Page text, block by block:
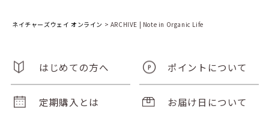
ネイチャーズウェイ オンライン > ARCHIVE | Note in Organic Life
はじめての方へ ポイントについて
定期購入とは お届け日について